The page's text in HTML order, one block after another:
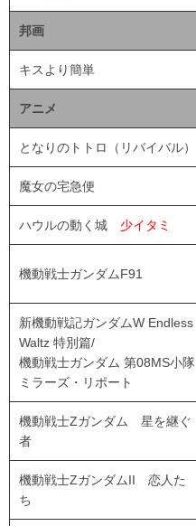
邦画
キスより簡単
アニメ
となりのトトロ（リバイバル）
魔女の宅急便
ハウルの動く城 少イタミ
機動戦士ガンダムF91
新機動戦記ガンダムW Endless
Waltz 特別篇/
機動戦士ガンダム 第08MS小隊
ミラーズ・リポート
機動戦士Zガンダム 星を継ぐ
者
機動戦士ZガンダムII 恋人た
ち